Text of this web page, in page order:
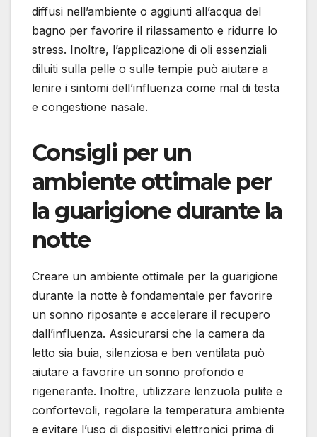
diffusi nell’ambiente o aggiunti all’acqua del
bagno per favorire il rilassamento e ridurre lo
stress. Inoltre, l’applicazione di oli essenziali
diluiti sulla pelle o sulle tempie può aiutare a
lenire i sintomi dell’influenza come mal di testa
e congestione nasale.
Consigli per un
ambiente ottimale per
la guarigione durante la
notte
Creare un ambiente ottimale per la guarigione
durante la notte è fondamentale per favorire
un sonno riposante e accelerare il recupero
dall’influenza. Assicurarsi che la camera da
letto sia buia, silenziosa e ben ventilata può
aiutare a favorire un sonno profondo e
rigenerante. Inoltre, utilizzare lenzuola pulite e
confortevoli, regolare la temperatura ambiente
e evitare l’uso di dispositivi elettronici prima di